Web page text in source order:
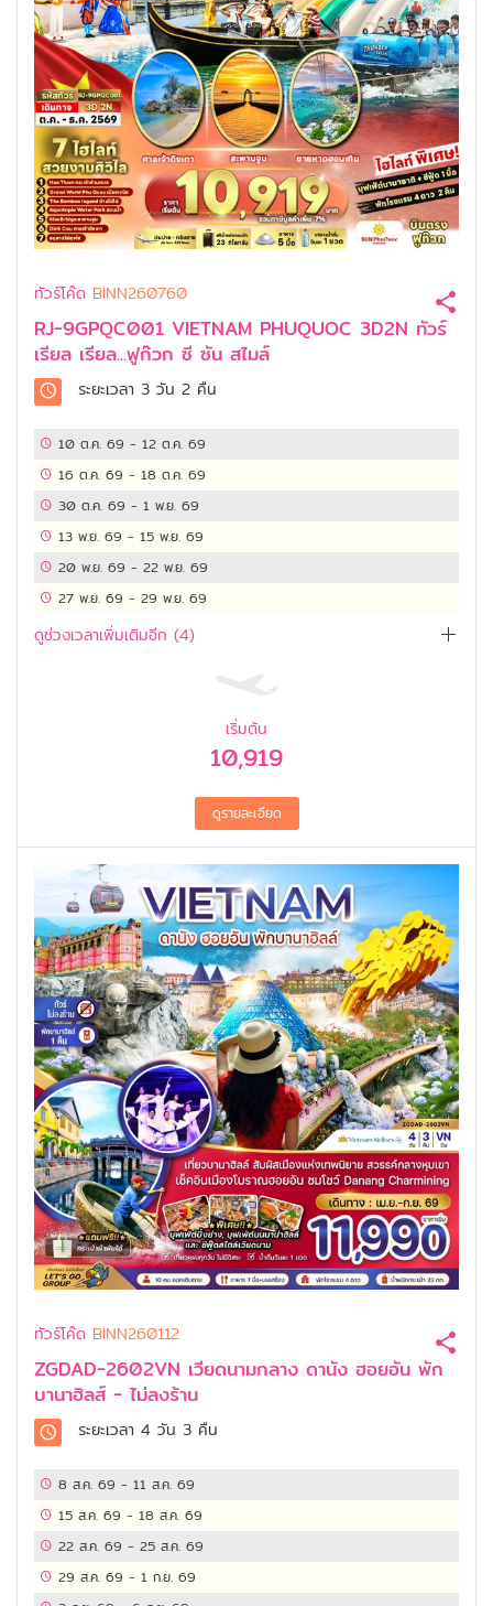
ทัวร์โค๊ด BINN260760
RJ-9GPQC001 VIETNAM PHUQUOC 3D2N ทัวร์
เรียล เรียล...ฟูก๊วก ซี ซัน สไมล์
ระยะเวลา 3 วัน 2 คืน
10 ต.ค. 69 - 12 ต.ค. 69
16 ต.ค. 69 - 18 ต.ค. 69
30 ต.ค. 69 - 1 พ.ย. 69
13 พ.ย. 69 - 15 พ.ย. 69
20 พ.ย. 69 - 22 พ.ย. 69
27 พ.ย. 69 - 29 พ.ย. 69
ดูช่วงเวลาเพิ่มเติมอีก (4)
เริ่มต้น
10,919
ทัวร์โค๊ด BINN260112
ZGDAD-2602VN เวียดนามกลาง ดานัง ฮอยอัน พัก
บานาฮิลส์ - ไม่ลงร้าน
ระยะเวลา 4 วัน 3 คืน
8 ส.ค. 69 - 11 ส.ค. 69
15 ส.ค. 69 - 18 ส.ค. 69
22 ส.ค. 69 - 25 ส.ค. 69
29 ส.ค. 69 - 1 ก.ย. 69